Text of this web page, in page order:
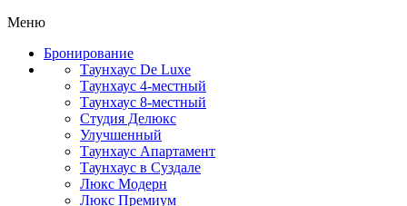
Меню
Бронирование
Таунхаус De Luxe
Таунхаус 4-местный
Таунхаус 8-местный
Студия Делюкс
Улучшенный
Таунхаус Апартамент
Таунхаус в Суздале
Люкс Модерн
Люкс Премиум